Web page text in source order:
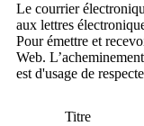
Le courrier
aux lettres
Pour émettre et
Web.
est d'usage de
Titre